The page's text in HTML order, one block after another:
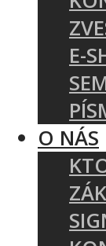
E-
O NÁS